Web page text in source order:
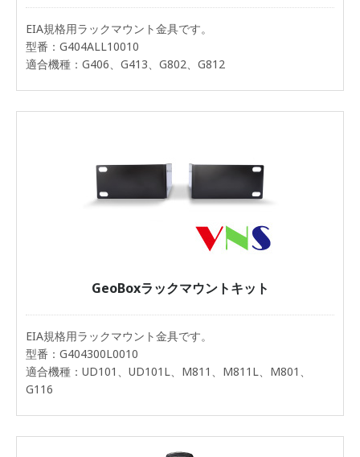
EIA規格用ラックマウント金具です。
型番：G404ALL10010
適合機種：G406、G413、G802、G812
GeoBoxラックマウントキット
EIA規格用ラックマウント金具です。
型番：G404300L0010
適合機種：UD101、UD101L、M811、M811L、M801、
G116